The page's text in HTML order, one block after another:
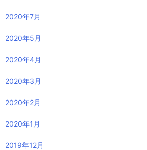
2020年7月
2020年5月
2020年4月
2020年3月
2020年2月
2020年1月
2019年12月